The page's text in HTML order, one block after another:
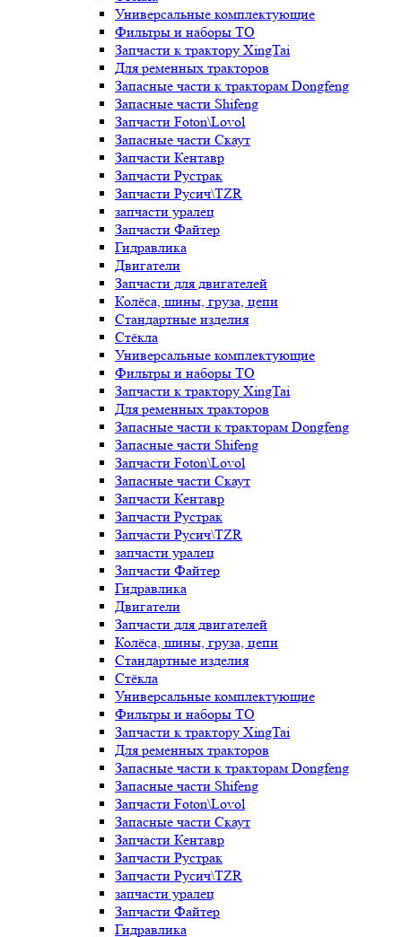
Универсальные комплектующие
Фильтры и наборы ТО
Запчасти к трактору XingTai
Для ременных тракторов
Запасные части к тракторам Dongfeng
Запасные части Shifeng
Запчасти Foton\Lovol
Запасные части Скаут
Запчасти Кентавр
Запчасти Рустрак
Запчасти Русич\TZR
запчасти уралец
Запчасти Файтер
Гидравлика
Двигатели
Запчасти для двигателей
Колёса, шины, груза, цепи
Стандартные изделия
Стёкла
Универсальные комплектующие
Фильтры и наборы ТО
Запчасти к трактору XingTai
Для ременных тракторов
Запасные части к тракторам Dongfeng
Запасные части Shifeng
Запчасти Foton\Lovol
Запасные части Скаут
Запчасти Кентавр
Запчасти Рустрак
Запчасти Русич\TZR
запчасти уралец
Запчасти Файтер
Гидравлика
Двигатели
Запчасти для двигателей
Колёса, шины, груза, цепи
Стандартные изделия
Стёкла
Универсальные комплектующие
Фильтры и наборы ТО
Запчасти к трактору XingTai
Для ременных тракторов
Запасные части к тракторам Dongfeng
Запасные части Shifeng
Запчасти Foton\Lovol
Запасные части Скаут
Запчасти Кентавр
Запчасти Рустрак
Запчасти Русич\TZR
запчасти уралец
Запчасти Файтер
Гидравлика